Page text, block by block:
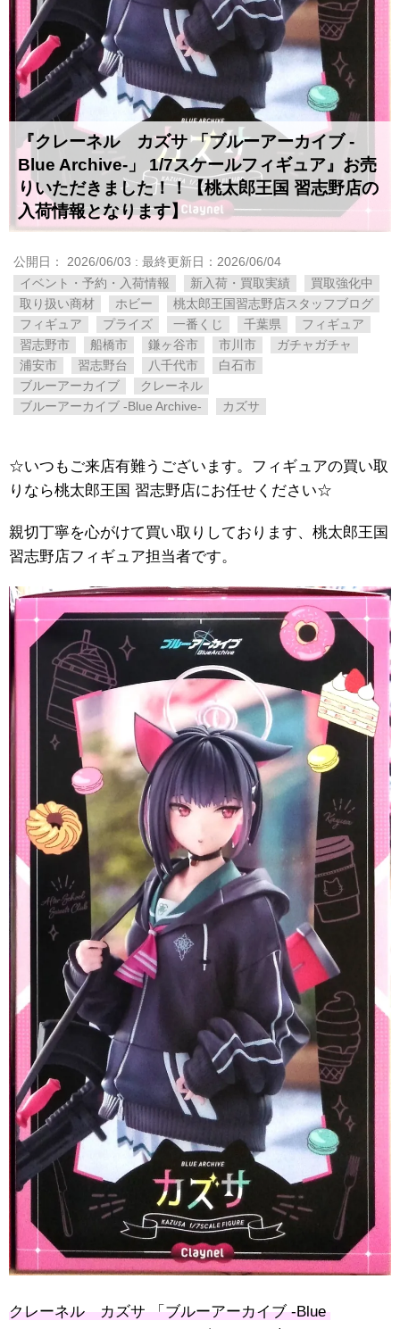
『クレーネル カズサ ​「ブルーアーカイブ ​-
Blue ​Archive-」 ​1/7スケールフィギュア』お売
りいただきました！！【桃太郎王国 習志野店の
入荷情報となります】
公開日： 2026/06/03 : 最終更新日：2026/06/04
イベント・予約・入荷情報
新入荷・買取実績
買取強化中
取り扱い商材
ホビー
桃太郎王国習志野店スタッフブログ
フィギュア
プライズ 一番くじ 千葉県
フィギュア
習志野市
船橋市 鎌ヶ谷市 市川市
ガチャガチャ
浦安市
習志野台 八千代市
白石市
ブルーアーカイブ
クレーネル
ブルーアーカイブ ​-Blue ​Archive-
カズサ
☆いつもご来店有難うございます。フィギュアの買い取
りなら桃太郎王国 習志野店にお任せください☆
親切丁寧を心がけて買い取りしております、桃太郎王国
習志野店フィギュア担当者です。
クレーネル カズサ ​「ブルーアーカイブ ​-Blue ​